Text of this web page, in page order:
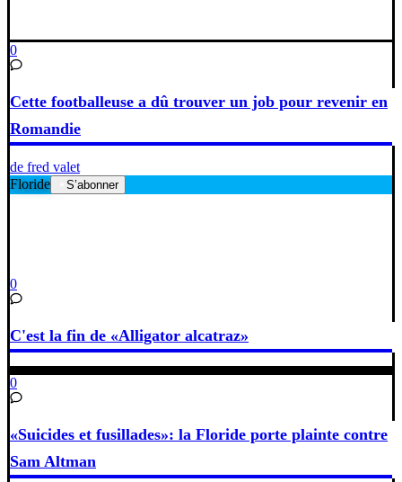
0
Cette footballeuse a dû trouver un job pour revenir en
Romandie
de fred valet
Floride
S’abonner
0
C'est la fin de «Alligator alcatraz»
0
«Suicides et fusillades»: la Floride porte plainte contre
Sam Altman